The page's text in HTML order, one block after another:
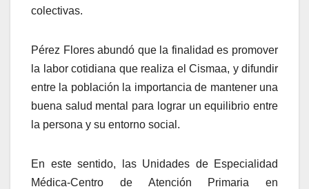
colectivas.
Pérez Flores abundó que la finalidad es promover
la labor cotidiana que realiza el Cismaa, y difundir
entre la población la importancia de mantener una
buena salud mental para lograr un equilibrio entre
la persona y su entorno social.
En este sentido, las Unidades de Especialidad
Médica-Centro de Atención Primaria en